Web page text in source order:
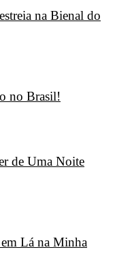
na Bienal do
no Brasil!
de Uma Noite
Lá na Minha